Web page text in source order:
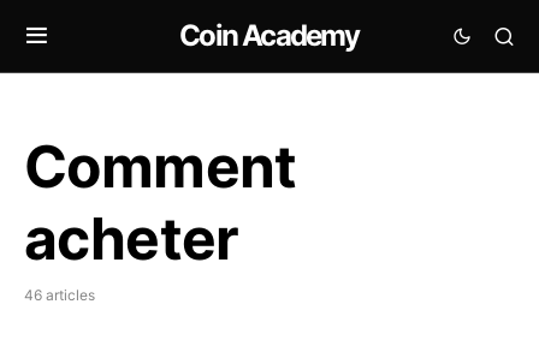
Coin Academy
Comment
acheter
46 articles